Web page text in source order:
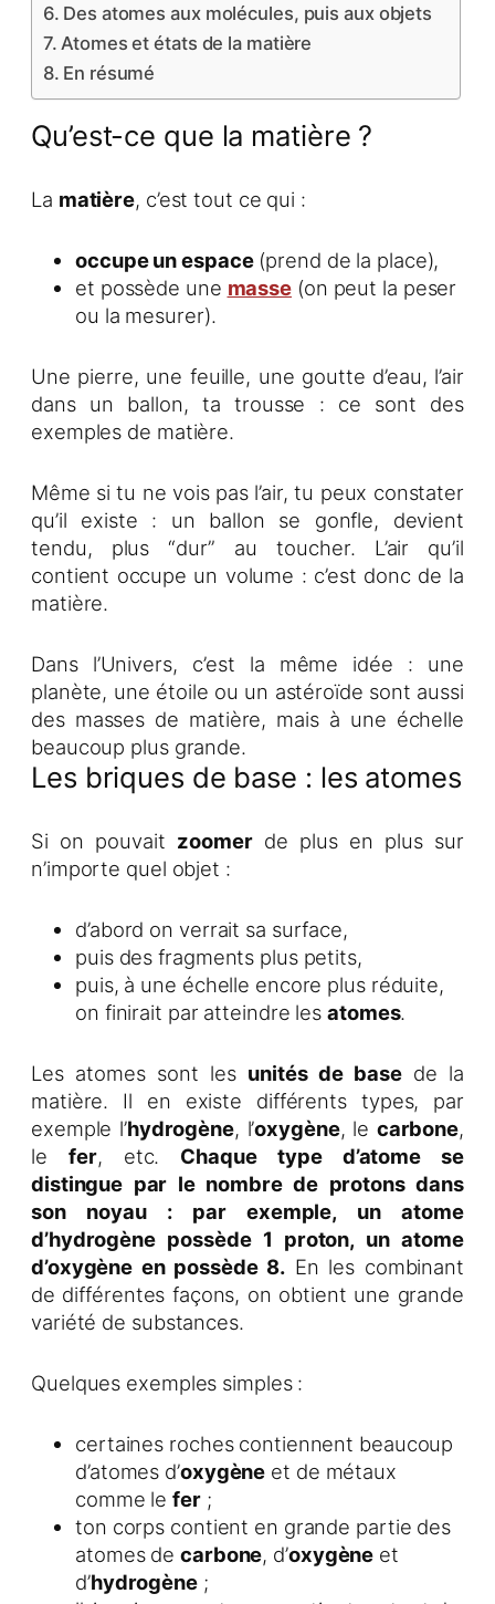
Des atomes aux molécules, puis aux objets
Atomes et états de la matière
En résumé
Qu’est-ce que la matière ?
La matière, c’est tout ce qui :
occupe un espace(prend de la place),
et possède une masse (on peut la peser
ou la mesurer).
Une pierre, une feuille, une goutte d’eau, l’air
dans un ballon, ta trousse : ce sont des
exemples de matière.
Même si tu ne vois pas l’air, tu peux constater
qu’il existe : un ballon se gonfle, devient
tendu, plus “dur” au toucher. L’air qu’il
contient occupe un volume : c’est donc de la
matière.
Dans l’Univers, c’est la même idée : une
planète, une étoile ou un astéroïde sont aussi
des masses de matière, mais à une échelle
beaucoup plus grande.
Les briques de base : les atomes
Si on pouvait zoomerde plus en plus sur
n’importe quel objet :
d’abord on verrait sa surface,
puis des fragments plus petits,
puis, à une échelle encore plus réduite,
on finirait par atteindre les atomes.
Les atomes sont les unités de basede la
matière. Il en existe différents types, par
exemple l’hydrogène, l’oxygène, le carbone,
le fer, etc. Chaque type d’atome se
distingue par le nombre de protons dans
son noyau : par exemple, un atome
d’hydrogène possède 1 proton, un atome
d’oxygène en possède 8. En les combinant
de différentes façons, on obtient une grande
variété de substances.
Quelques exemples simples :
certaines roches contiennent beaucoup
d’atomes d’oxygène et de métaux
comme lefer;
ton corps contient en grande partie des
atomes decarbone, d’oxygène et
d’hydrogène;